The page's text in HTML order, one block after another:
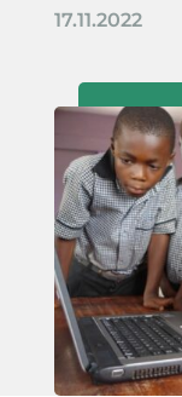
17.11.2022